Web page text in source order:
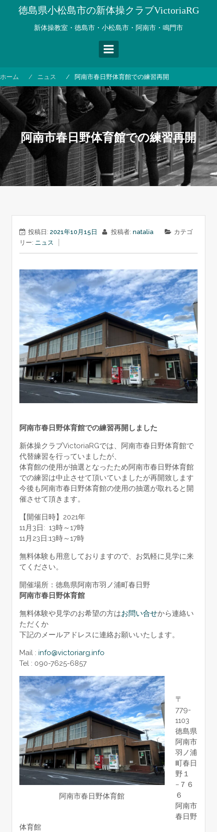
キ
ッ
プ
徳島県小松島市の新体操クラブVictoriaRG
新体操教室・徳島市・小松島市・阿南市・鳴門市
ホーム ニュス 阿南市春日野体育館での練習再開
阿南市春日野体育館での練習再開
投稿日: 2021年10月15日 投稿者: natalia
カテゴ
リー: ニュス
阿南市春日野体育館での練習再開しました
新体操クラブVictoriaRGでは、阿南市春日野体育館で
代替練習を行っていましたが、
体育館の使用が抽選となったため阿南市春日野体育館
での練習は中止させて頂いていましたが再開致します
今後も阿南市春日野体育館の使用の抽選が取れると開
催させて頂きます。
【開催日時】2021年
11月3日: 13時～17時
11月23日:13時～17時
無料体験も用意しておりますので、お気軽に見学に来
てください。
開催場所：徳島県阿南市羽ノ浦町春日野
阿南市春日野体育館
無料体験や見学のお希望の方はお問い合せから連絡い
ただくか
下記のメールアドレスに連絡お願いいたします。
Mail : info@victoriarg.info
Tel : 090-7625-6857
阿南市春日野体育館
〒
779-
1103
徳島県
阿南市
羽ノ浦
町春日
野１
−７６
６
阿南市
春日野
体育館